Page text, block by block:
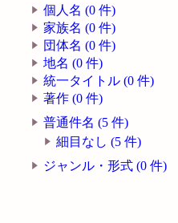
個人名 (0 件)
家族名 (0 件)
団体名 (0 件)
地名 (0 件)
統一タイトル (0 件)
著作 (0 件)
普通件名 (5 件)
細目なし (5 件)
ジャンル・形式 (0 件)